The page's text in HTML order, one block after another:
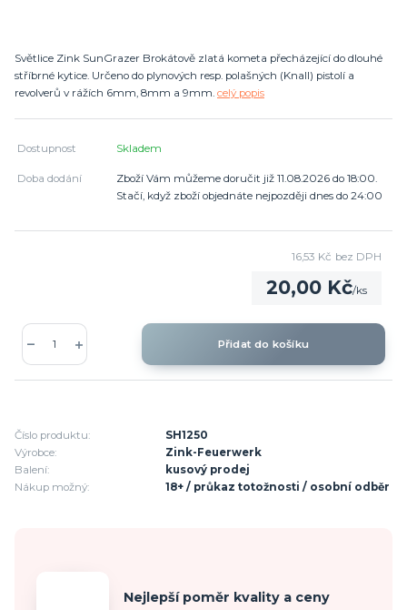
Světlice Zink SunGrazer Brokátově zlatá kometa přecházející do dlouhé
stříbrné kytice. Určeno do plynových resp. polašných (Knall) pistolí a
revolverů v rážích 6mm, 8mm a 9mm. celý popis
Dostupnost Skladem
Doba dodání
Zboží Vám můžeme doručit již 11.08.2026 do 18:00.
Stačí, když zboží objednáte nejpozději dnes do 24:00
20,00 Kč/ks
16,53 Kč bez DPH
Přidat do košíku
Číslo produktu:
SH1250
Výrobce:
Zink-Feuerwerk
Balení:
kusový prodej
Nákup možný:
18+ / průkaz totožnosti / osobní odběr
Nejlepší poměr kvality a ceny